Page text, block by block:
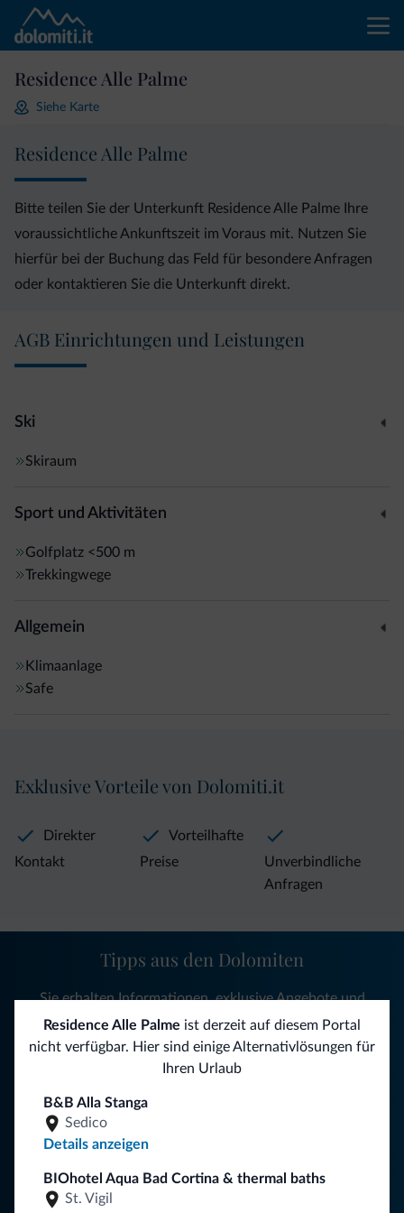
Residence Alle Palme
Siehe Karte
Residence Alle Palme
Bitte teilen Sie der Unterkunft Residence Alle Palme Ihre
voraussichtliche Ankunftszeit im Voraus mit. Nutzen Sie
hierfür bei der Buchung das Feld für besondere Anfragen
oder kontaktieren Sie die Unterkunft direkt.
AGB Einrichtungen und Leistungen
Ski
Skiraum
Sport und Aktivitäten
Golfplatz <500 m
Trekkingwege
Allgemein
Klimaanlage
Safe
Residence Alle Palme ist derzeit auf diesem Portal
nicht verfügbar. Hier sind einige Alternativlösungen für
Ihren Urlaub
B&B Alla Stanga
Sedico
Details anzeigen
BIOhotel Aqua Bad Cortina & thermal baths
St. Vigil
Exklusive Vorteile von Dolomiti.it
Direkter
Kontakt
Vorteilhafte
Preise
Unverbindliche
Anfragen
Folgen Sie Dolomiti.it auf
Tipps aus den Dolomiten
Sie erhalten Informationen, exklusive Angebote und
Neuigkeiten für Ihren Urlaub in den Dolomiten.